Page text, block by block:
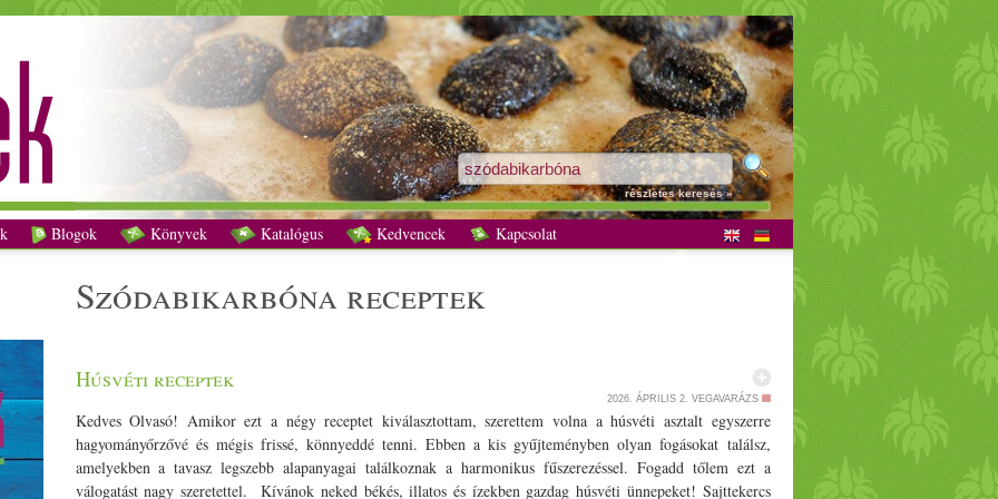
szódabikarbóna receptek - Vegetáriánus receptek
részletes keresés »
Blogok Könyvek Katalógus Kedvencek Kapcsolat
szódabikarbóna receptek
Húsvéti receptek
2026. ÁPRILIS 2. VEGAVARÁZS
Kedves Olvasó! Amikor ezt a négy receptet kiválasztottam, szerettem volna a húsvéti asztalt egyszerre
hagyományőrzővé és mégis frissé, könnyeddé tenni. Ebben a kis gyűjteményben olyan fogásokat találsz,
amelyekben a tavasz legszebb alapanyagai találkoznak a harmonikus fűszerezéssel. Fogadd tőlem ezt a
válogatást nagy szeretettel. Kívánok neked békés, illatos és ízekben gazdag húsvéti ünnepeket! Sajttekercs